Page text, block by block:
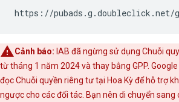
https://pubads.g.doubleclick.net/
Cảnh báo: IAB đã ngừng sử dụng Chuỗi
từ tháng 1 năm 2024 và thay bằng GPP.
đọc Chuỗi quyền riêng tư tại Hoa Kỳ để hỗ trợ
ngược cho các đối tác. Bạn nên di chuyển sang